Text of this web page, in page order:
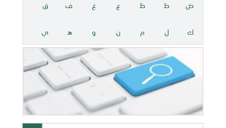
ض ط ظ ع غ ف ق
ك ل م ن و هـ ي